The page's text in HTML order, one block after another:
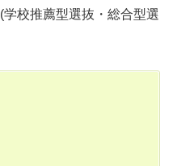
(学校推薦型選抜・総合型選